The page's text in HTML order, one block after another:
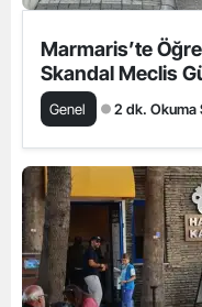
Marmaris’te
Skandal Meclis
Genel 2 dk. Okuma